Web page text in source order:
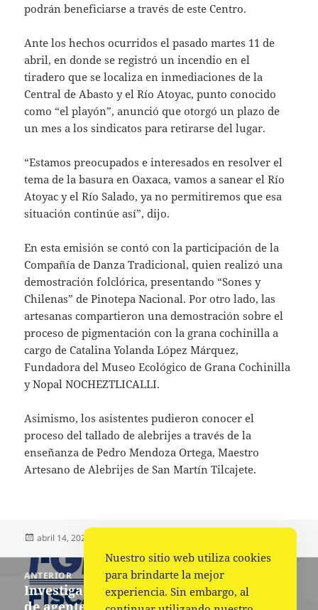
podrán beneficiarse a través de este Centro.
Ante los hechos ocurridos el pasado martes 11 de
abril, en donde se registró un incendio en el
tiradero que se localiza en inmediaciones de la
Central de Abasto y el Río Atoyac, punto conocido
como “el playón”, anunció que otorgó un plazo de
un mes a los sindicatos para retirarse del lugar.
“Estamos preocupados e interesados en resolver el
tema de la basura en Oaxaca, vamos a sanear el Río
Atoyac y el Río Salado, ya no permitiremos que esa
situación continúe así”, dijo.
En esta emisión se contó con la participación de la
Compañía de Danza Tradicional, quien realizó una
demostración folclórica, presentando “Sones y
Chilenas” de Pinotepa Nacional. Por otro lado, las
artesanas compartieron una demostración sobre el
proceso de pigmentación con la grana cochinilla a
cargo de Catalina Yolanda López Márquez,
Fundadora del Museo Ecológico de Grana Cochinilla
y Nopal NOCHEZTLICALLI.
Asimismo, los asistentes pudieron conocer el
proceso del tallado de alebrijes a través de la
enseñanza de Pedro Mendoza Ortega, Maestro
Artesano de Alebrijes de San Martín Tilcajete.
Publicado
abril 14, 2023
Navegación
entradas
ANTERIOR
Entrada
Investiga Fiscalía de Oaxaca homicidio
Nuestro sitio web utiliza cookies
para brindarte la mejor
experiencia. Sin embargo, al